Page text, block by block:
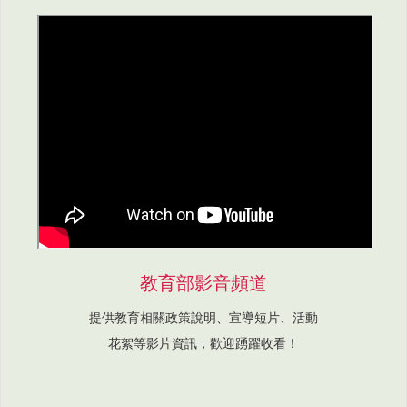
教育部影音頻道
提供教育相關政策說明、宣導短片、活動
花絮等影片資訊，歡迎踴躍收看！